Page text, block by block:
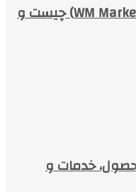
بروکر دبلیو ام مارکتس (WM Markets) چیست و
خدمات و